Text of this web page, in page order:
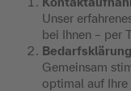
Unser
bei Ihnen – per
Gemeinsam
optimal auf Ihre